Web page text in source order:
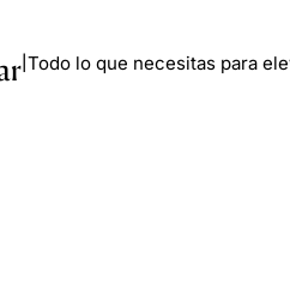
Todo lo que necesitas para